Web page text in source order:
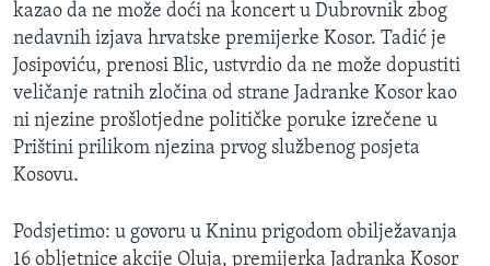
kazao da ne može doći na koncert u Dubrovnik zbog
nedavnih izjava hrvatske premijerke Kosor. Tadić je
Josipoviću, prenosi Blic, ustvrdio da ne može dopustiti
veličanje ratnih zločina od strane Jadranke Kosor kao
ni njezine prošlotjedne političke poruke izrečene u
Prištini prilikom njezina prvog službenog posjeta
Kosovu.
Podsjetimo: u govoru u Kninu prigodom obilježavanja
16 obljetnice akcije Oluja, premijerka Jadranka Kosor